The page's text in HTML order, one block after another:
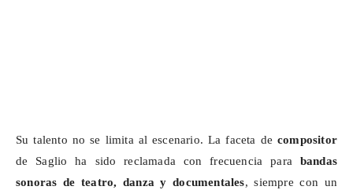
Su talento no se limita al escenario. La faceta de compositor
de Saglio ha sido reclamada con frecuencia para bandas
sonoras de teatro, danza y documentales, siempre con un